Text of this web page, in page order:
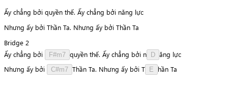
Ấy chẳng bởi quyền thế. Ấy chẳng bởi năng lực
Nhưng ấy bởi Thần Ta. Nhưng ấy bởi Thần Ta
Bridge 2
Ấy chẳng bởi F#m7 quyền thế. Ấy chẳng bởi n D ăng lực
Nhưng ấy bởi C#m7 Thần Ta. Nhưng ấy bởi T E hần Ta